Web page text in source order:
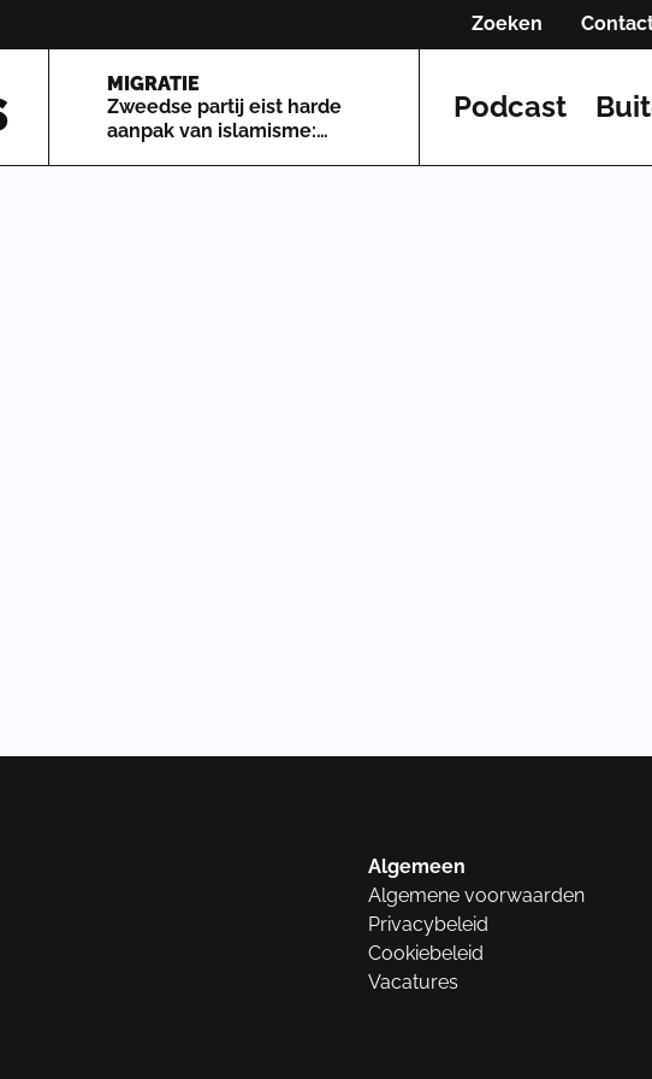
Zoeken
MIGRATIE
Zweedse partij eist harde
aanpak van islamisme:
Podcast
Algemeen
Algemene voorwaarden
Privacybeleid
Cookiebeleid
Vacatures